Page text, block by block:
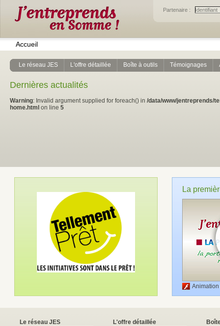
Partenaire :
Accueil
Le réseau JES L'offre détaillée Boîte à outils Témoignages
Dernières actualités
Warning: Invalid argument supplied for foreach() in /data/www/jentreprends/
home.html on line 5
La
Animation
Le réseau JES
L'offre détaillée